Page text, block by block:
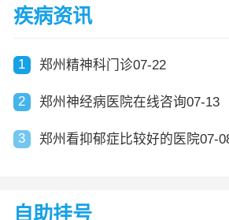
疾病资讯
1 郑州精神科门诊07-22
2 郑州神经病医院在线咨询07-13
3 郑州看抑郁症比较好的医院07-
自助挂号